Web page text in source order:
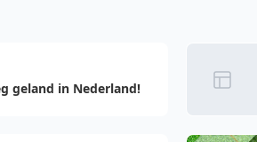
geland in Nederland!